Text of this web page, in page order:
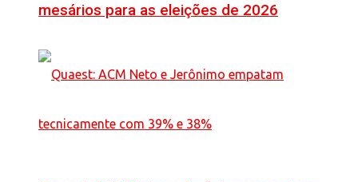
mesários para as eleições de 2026